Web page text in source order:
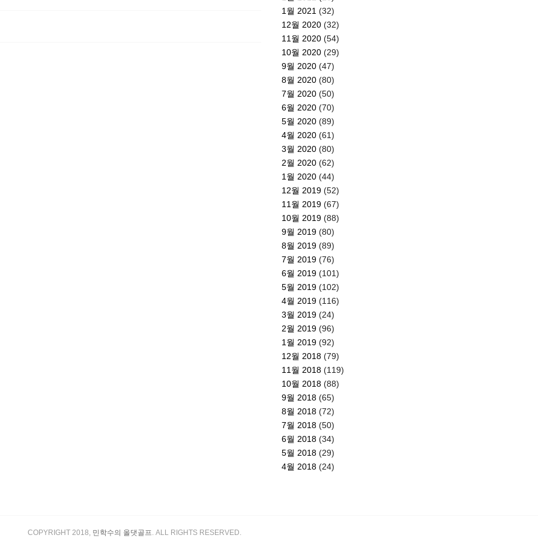
1월 2021 (32)
12월 2020 (32)
11월 2020 (54)
10월 2020 (29)
9월 2020 (47)
8월 2020 (80)
7월 2020 (50)
6월 2020 (70)
5월 2020 (89)
4월 2020 (61)
3월 2020 (80)
2월 2020 (62)
1월 2020 (44)
12월 2019 (52)
11월 2019 (67)
10월 2019 (88)
9월 2019 (80)
8월 2019 (89)
7월 2019 (76)
6월 2019 (101)
5월 2019 (102)
4월 2019 (116)
3월 2019 (24)
2월 2019 (96)
1월 2019 (92)
12월 2018 (79)
11월 2018 (119)
10월 2018 (88)
9월 2018 (65)
8월 2018 (72)
7월 2018 (50)
6월 2018 (34)
5월 2018 (29)
4월 2018 (24)
COPYRIGHT 2018, 민학수의 올댓골프. ALL RIGHTS RESERVED.